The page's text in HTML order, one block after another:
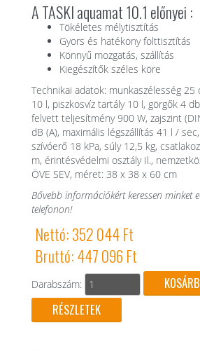
A TASKI aquamat 10.1 előnyei :
Tökéletes mélytisztítás
Gyors és hatékony folttisztítás
Könnyű mozgatás, szállítás
Kiegészítők széles köre
Technikai adatok: munkaszélesség 25
10 l, piszkosvíz tartály 10 l, görgők 4
felvett teljesítmény 900 W, zajszint
dB (A), maximális légszállítás 41 l /
szívóerő 18 kPa, súly 12,5 kg,
m, érintésvédelmi osztály Il.,
ÖVE SEV, méret: 38 x 38 x 60 cm
Bővebb információkért keressen minket
telefonon!
Nettó: 352 044 Ft
Bruttó: 447 096 Ft
Darabszám:
RÉSZLETEK